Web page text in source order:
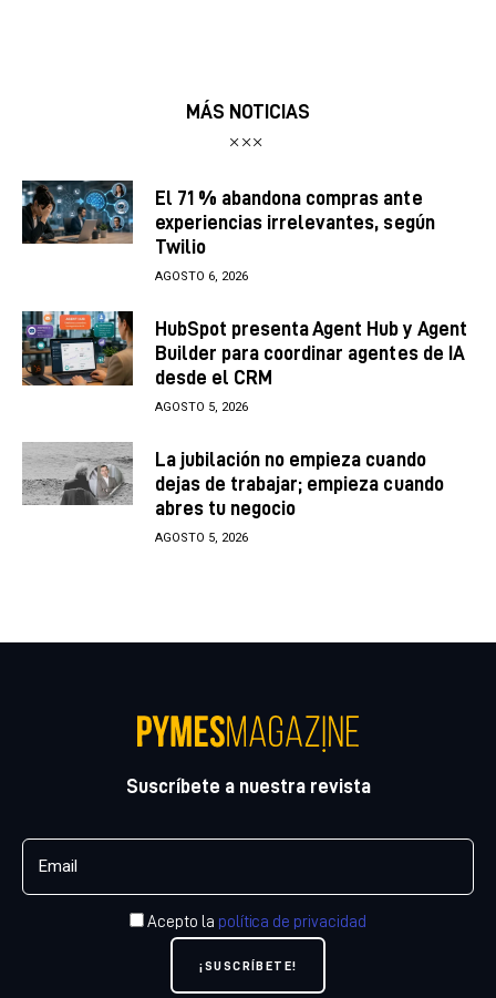
MÁS NOTICIAS
El 71 % abandona compras ante
experiencias irrelevantes, según
Twilio
AGOSTO 6, 2026
HubSpot presenta Agent Hub y Agent
Builder para coordinar agentes de IA
desde el CRM
AGOSTO 5, 2026
La jubilación no empieza cuando
dejas de trabajar; empieza cuando
abres tu negocio
AGOSTO 5, 2026
Suscríbete a nuestra revista
Acepto la política de privacidad